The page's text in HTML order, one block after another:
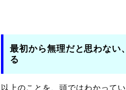
最初から無理だと思わない
る
以上のことを、頭ではわかって